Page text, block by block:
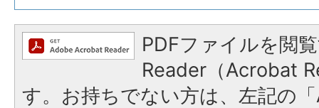
PDFファイルを閲
Reader（Acrobat
す。お持ちでない方は、左記の